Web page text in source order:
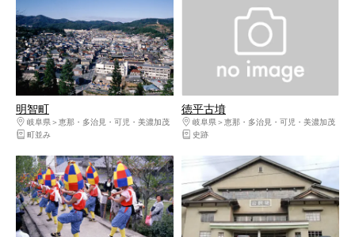
明智町
岐阜県
恵那・多治見・可児・美濃加茂
町並み
徳平古墳
岐阜県
恵那・多治見・可児・美濃加茂
史跡